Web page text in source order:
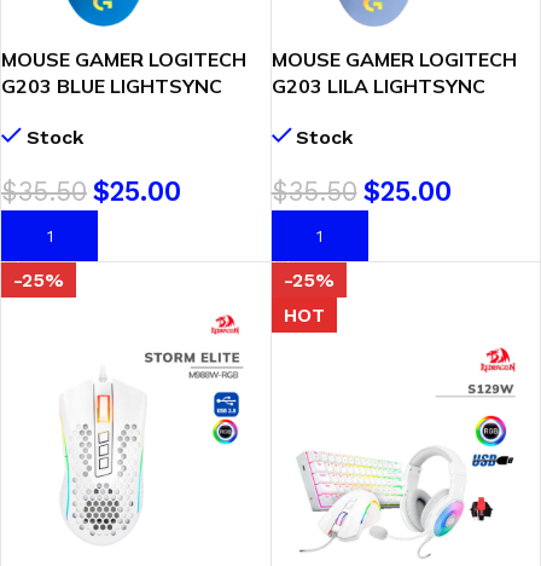
MOUSE GAMER LOGITECH
G203 BLUE LIGHTSYNC
LED-RGB
Stock
$35.50$25.00
AÑADIR AL CARRITO
MOUSE GAMER LOGITECH
G203 LILA LIGHTSYNC
LED-RGB
Stock
$35.50 $25.00
AÑADIR AL CARRITO
-25%
-25%
HOT